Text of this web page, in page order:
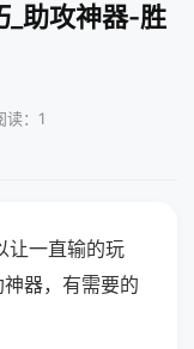
_助攻神器-胜
：1
让一直输的玩
器，有需要的